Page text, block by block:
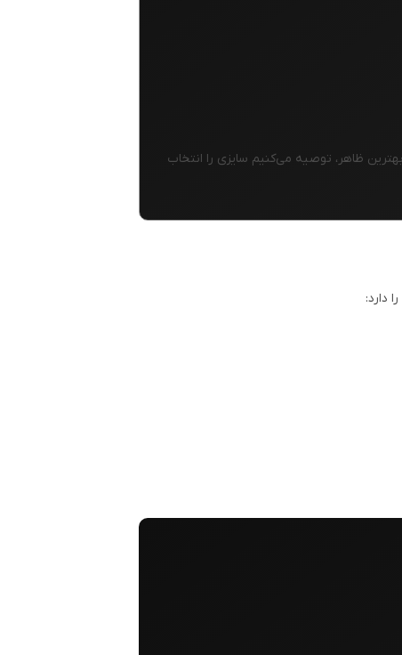
ظاهر، توصیه می‌کنیم سایزی را انتخاب
دارد: